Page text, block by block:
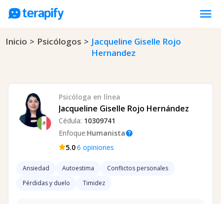
menu
Psicólogos en línea
Empresas
Preguntas frecuentes
Trabaja con nosotros
Inicio > Psicólogos > Jacqueline Giselle Rojo
Hernandez
Psicóloga en línea
Jacqueline Giselle Rojo Hernández
Cédula: 10309741
Enfoque:Humanistahelp
5.0·6 opiniones
Ansiedad Autoestima
Conflictos personales
Pérdidas y duelo
Timidez